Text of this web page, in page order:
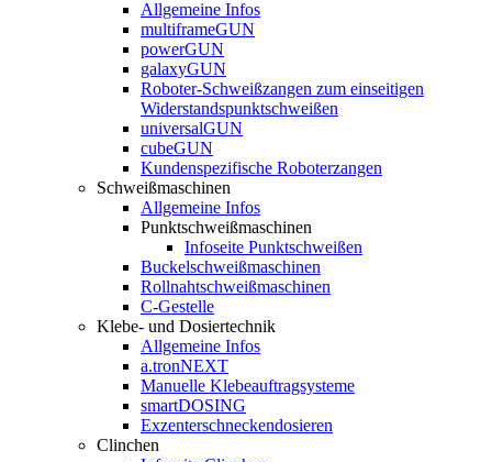
Allgemeine Infos
multiframeGUN
powerGUN
galaxyGUN
Roboter-Schweißzangen zum einseitigen
Widerstandspunktschweißen
universalGUN
cubeGUN
Kundenspezifische Roboterzangen
Schweißmaschinen
Allgemeine Infos
Punktschweißmaschinen
Infoseite Punktschweißen
Buckelschweißmaschinen
Rollnahtschweißmaschinen
C-Gestelle
Klebe- und Dosiertechnik
Allgemeine Infos
a.tronNEXT
Manuelle Klebeauftragsysteme
smartDOSING
Exzenterschneckendosieren
Clinchen